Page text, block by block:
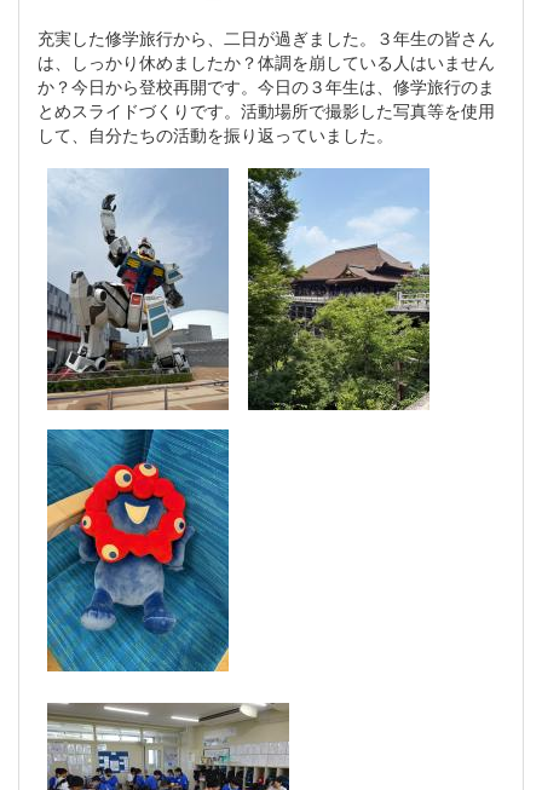
充実した修学旅行から、二日が過ぎました。３年生の皆さん
は、しっかり休めましたか？体調を崩している人はいません
か？今日から登校再開です。今日の３年生は、修学旅行のま
とめスライドづくりです。活動場所で撮影した写真等を使用
して、自分たちの活動を振り返っていました。